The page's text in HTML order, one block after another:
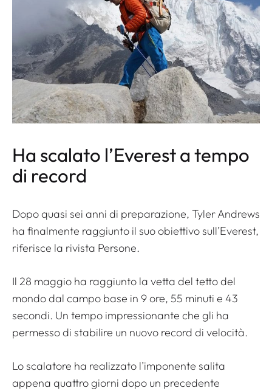
Ha scalato l’Everest a tempo
di record
Dopo quasi sei anni di preparazione, Tyler Andrews
ha finalmente raggiunto il suo obiettivo sull’Everest,
riferisce la rivista Persone.
Il 28 maggio ha raggiunto la vetta del tetto del
mondo dal campo base in 9 ore, 55 minuti e 43
secondi. Un tempo impressionante che gli ha
permesso di stabilire un nuovo record di velocità.
Lo scalatore ha realizzato l’imponente salita
appena quattro giorni dopo un precedente